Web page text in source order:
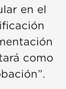
en el
como